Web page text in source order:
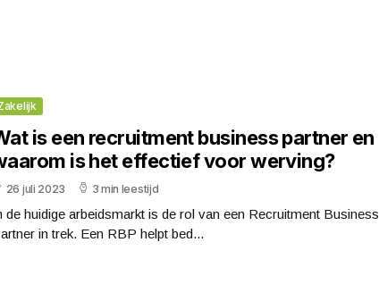
is een recruitment business partner en
is het effectief voor werving?
26 juli 2023 3 min leestijd
de huidige arbeidsmarkt is de rol van een Recruitment Business
in trek. Een RBP helpt bed...